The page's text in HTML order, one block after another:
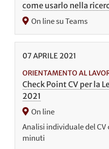
come usarlo nella
On line su Teams
07APRILE 2021
ORIENTAMENTO AL
Check Point CV per la
2021
On line
Analisi individuale del
minuti